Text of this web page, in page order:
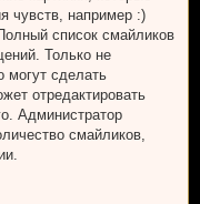
чувств, например :)
список смайликов
Только не
могут сделать
отредактировать
Администратор
смайликов,